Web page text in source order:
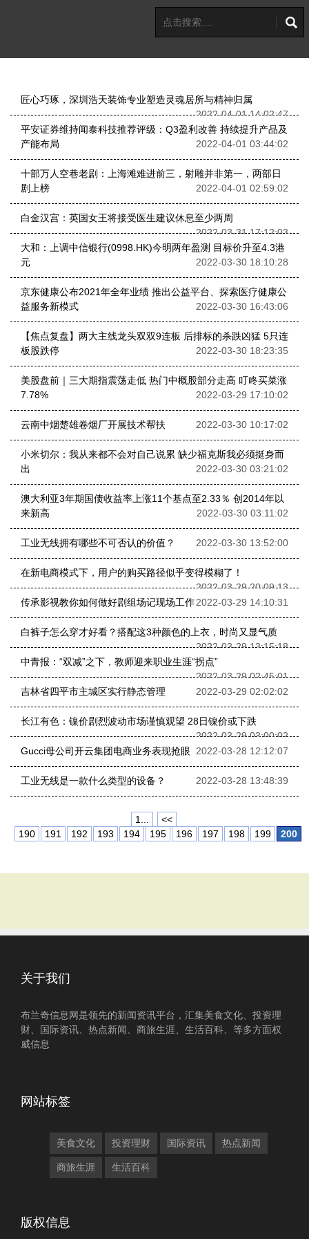
匠心巧琢，深圳浩天装饰专业塑造灵魂居所与精神归属
2022-04-01 14:02:47
平安证券维持闻泰科技推荐评级：Q3盈利改善 持续提升产品及
产能布局
2022-04-01 03:44:02
十部万人空巷老剧：上海滩难进前三，射雕并非第一，两部日
剧上榜
2022-04-01 02:59:02
白金汉宫：英国女王将接受医生建议休息至少两周
2022-03-31 17:12:03
大和：上调中信银行(0998.HK)今明两年盈测 目标价升至4.3港
元
2022-03-30 18:10:28
京东健康公布2021年全年业绩 推出公益平台、探索医疗健康公
益服务新模式
2022-03-30 16:43:06
【焦点复盘】两大主线龙头双双9连板 后排标的杀跌凶猛 5只连
板股跌停
2022-03-30 18:23:35
美股盘前｜三大期指震荡走低 热门中概股部分走高 叮咚买菜涨
7.78%
2022-03-29 17:10:02
云南中烟楚雄卷烟厂开展技术帮扶 2022-03-30 10:17:02
小米切尔：我从来都不会对自己说累 缺少福克斯我必须挺身而
出
2022-03-30 03:21:02
澳大利亚3年期国债收益率上涨11个基点至2.33％ 创2014年以
来新高
2022-03-30 03:11:02
工业无线拥有哪些不可否认的价值？ 2022-03-30 13:52:00
在新电商模式下，用户的购买路径似乎变得模糊了！
2022-03-29 20:09:13
传承影视教你如何做好剧组场记现场工作2022-03-29 14:10:31
白裤子怎么穿才好看？搭配这3种颜色的上衣，时尚又显气质
2022-03-29 13:15:18
中青报：“双减”之下，教师迎来职业生涯“拐点”
2022-03-29 02:45:01
吉林省四平市主城区实行静态管理
2022-03-29 02:02:02
长江有色：镍价剧烈波动市场谨慎观望 28日镍价或下跌
2022-03-29 03:00:02
Gucci母公司开云集团电商业务表现抢眼
2022-03-28 12:12:07
工业无线是一款什么类型的设备？ 2022-03-28 13:48:39
1...
<<
190
191 192 193 194 195 196 197 198 199 200
关于我们
布兰奇信息网是领先的新闻资讯平台，汇集美食文化、投资理
财、国际资讯、热点新闻、商旅生涯、生活百科、等多方面权
威信息
网站标签
美食文化 投资理财 国际资讯 热点新闻
商旅生涯 生活百科
版权信息